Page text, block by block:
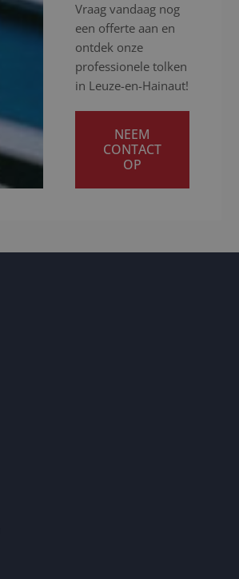
Vraag vandaag nog
een offerte aan en
ontdek onze
professionele tolken
in Leuze-en-Hainaut!
NEEM
CONTACT
OP